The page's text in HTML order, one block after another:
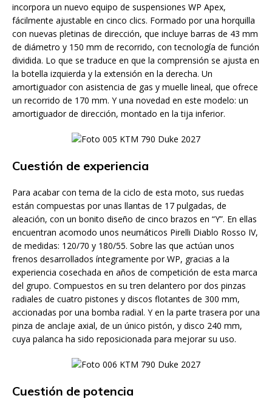
incorpora un nuevo equipo de suspensiones WP Apex,
fácilmente ajustable en cinco clics. Formado por una horquilla
con nuevas pletinas de dirección, que incluye barras de 43 mm
de diámetro y 150 mm de recorrido, con tecnología de función
dividida. Lo que se traduce en que la comprensión se ajusta en
la botella izquierda y la extensión en la derecha. Un
amortiguador con asistencia de gas y muelle lineal, que ofrece
un recorrido de 170 mm. Y una novedad en este modelo: un
amortiguador de dirección, montado en la tija inferior.
Cuestión de experiencia
Para acabar con tema de la ciclo de esta moto, sus ruedas
están compuestas por unas llantas de 17 pulgadas, de
aleación, con un bonito diseño de cinco brazos en “Y”. En ellas
encuentran acomodo unos neumáticos Pirelli Diablo Rosso IV,
de medidas: 120/70 y 180/55. Sobre las que actúan unos
frenos desarrollados íntegramente por WP, gracias a la
experiencia cosechada en años de competición de esta marca
del grupo. Compuestos en su tren delantero por dos pinzas
radiales de cuatro pistones y discos flotantes de 300 mm,
accionadas por una bomba radial. Y en la parte trasera por una
pinza de anclaje axial, de un único pistón, y disco 240 mm,
cuya palanca ha sido reposicionada para mejorar su uso.
Cuestión de potencia